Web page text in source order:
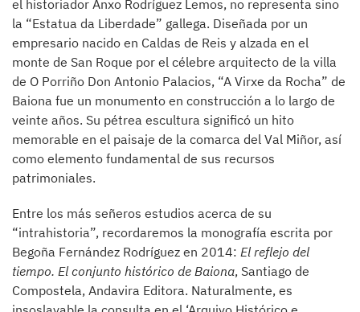
el historiador Anxo Rodríguez Lemos, no representa sino
la “Estatua da Liberdade” gallega. Diseñada por un
empresario nacido en Caldas de Reis y alzada en el
monte de San Roque por el célebre arquitecto de la villa
de O Porriño Don Antonio Palacios, “A Virxe da Rocha” de
Baiona fue un monumento en construcción a lo largo de
veinte años. Su pétrea escultura significó un hito
memorable en el paisaje de la comarca del Val Miñor, así
como elemento fundamental de sus recursos
patrimoniales.
Entre los más señeros estudios acerca de su
“intrahistoria”, recordaremos la monografía escrita por
Begoña Fernández Rodríguez en 2014: El reflejo del
tiempo. El conjunto histórico de Baiona, Santiago de
Compostela, Andavira Editora. Naturalmente, es